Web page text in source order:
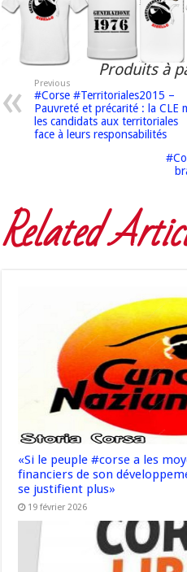
Produits à
Previous
#Corse #Territoriales2015 –
Pauvreté et précarité : la CLE
les candidats aux territoriales
face à leurs responsabilités
Related
«Si le peuple #corse a les
financiers de son
se justifient plus»
19 février 2026